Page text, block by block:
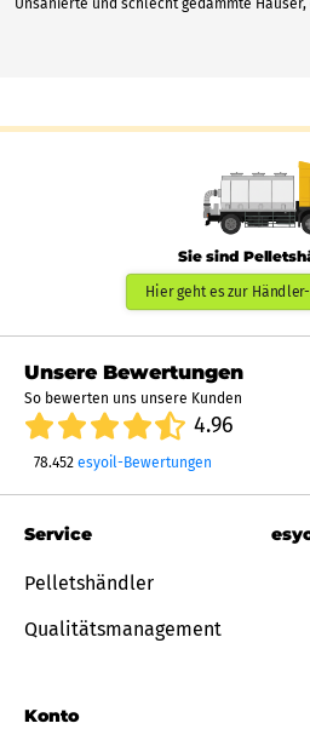
Sie sind
Hier geht es zur
Unsere Bewertungen
So bewerten uns unsere Kunden
4.96
78.452 esyoil-Bewertungen
Service
Pelletshändler
Qualitätsmanagement
Konto